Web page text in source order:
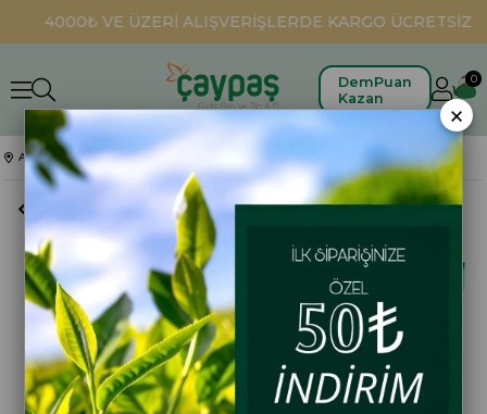
4000₺ VE ÜZERİ ALIŞVERİŞLERDE KARGO ÜCRETSİZ
DemPuan
Kazan
0
Anasayfa Bitki Çayları Yeşil Çay Süzen Poşet (Naneli) 40 gr. 24'lü Koli
×